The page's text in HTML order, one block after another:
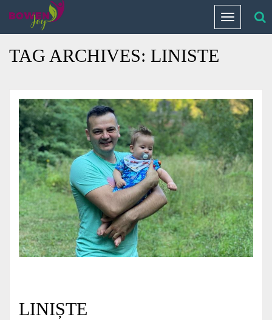
Toggle
navigation
Home / Blog Archives
TAG ARCHIVES: LINISTE
LINIȘTE